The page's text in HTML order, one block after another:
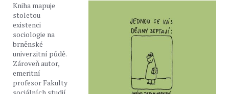
Kniha mapuje
stoletou
existenci
sociologie na
brněnské
univerzitní půdě.
Zároveň autor,
emeritní
profesor Fakulty